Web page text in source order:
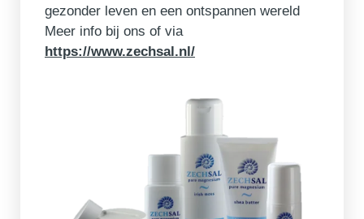
gezonder leven en een ontspannen wereld
Meer info bij ons of via
https://www.zechsal.nl/